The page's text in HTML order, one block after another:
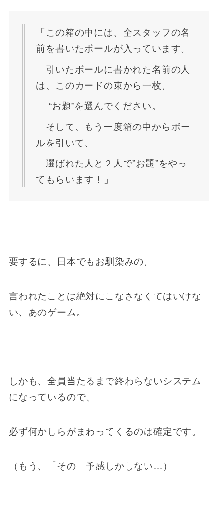
「この箱の中には、全スタッフの名
前を書いたボールが入っています。
引いたボールに書かれた名前の人
は、このカードの束から一枚、
“お題”を選んでください。
そして、もう一度箱の中からボー
ルを引いて、
選ばれた人と２人で”お題”をやっ
てもらいます！」
要するに、日本でもお馴染みの、
言われたことは絶対にこなさなくてはいけな
い、あのゲーム。
しかも、全員当たるまで終わらないシステム
になっているので、
必ず何かしらがまわってくるのは確定です。
（もう、「その」予感しかしない…）